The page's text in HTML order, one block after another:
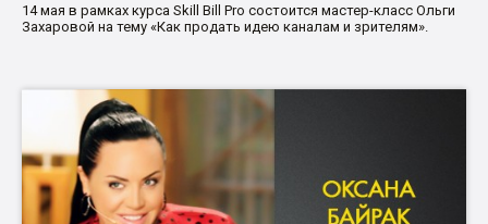
14 мая в рамках курса Skill Bill Pro состоится мастер-класс Ольги
Захаровой на тему «Как продать идею каналам и зрителям».